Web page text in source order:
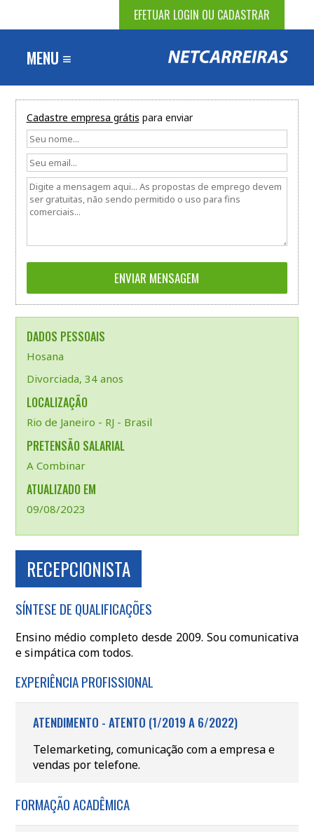
EFETUAR LOGIN OU CADASTRAR
MENU ≡
Cadastre empresa grátis para enviar
DADOS PESSOAIS
Hosana
Divorciada, 34 anos
LOCALIZAÇÃO
Rio de Janeiro - RJ - Brasil
PRETENSÃO SALARIAL
A Combinar
ATUALIZADO EM
09/08/2023
RECEPCIONISTA
SÍNTESE DE QUALIFICAÇÕES
Ensino médio completo desde 2009. Sou comunicativa
e simpática com todos.
EXPERIÊNCIA PROFISSIONAL
ATENDIMENTO - ATENTO (1/2019 A 6/2022)
Telemarketing, comunicação com a empresa e
vendas por telefone.
FORMAÇÃO ACADÊMICA